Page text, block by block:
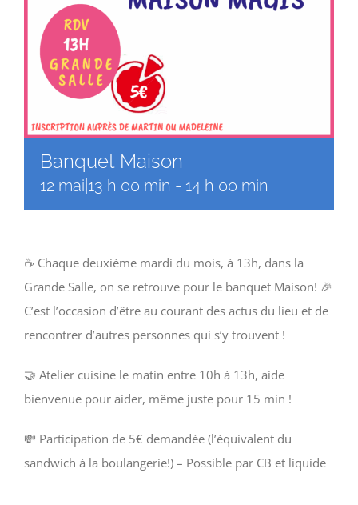
Banquet Maison
12 mai|13 h 00 min - 14 h 00 min
☕️ Chaque deuxième mardi du mois, à 13h, dans la
Grande Salle, on se retrouve pour le banquet Maison! 🎉
C’est l’occasion d’être au courant des actus du lieu et de
rencontrer d’autres personnes qui s’y trouvent !
🤝 Atelier cuisine le matin entre 10h à 13h, aide
bienvenue pour aider, même juste pour 15 min !
💸 Participation de 5€ demandée (l’équivalent du
sandwich à la boulangerie!) – Possible par CB et liquide